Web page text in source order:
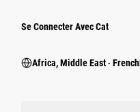
Se Connecter Avec Cat
Africa, Middle East ‧ French